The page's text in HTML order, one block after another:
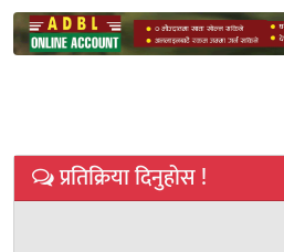
प्रतिक्रिया दिनुहोस !